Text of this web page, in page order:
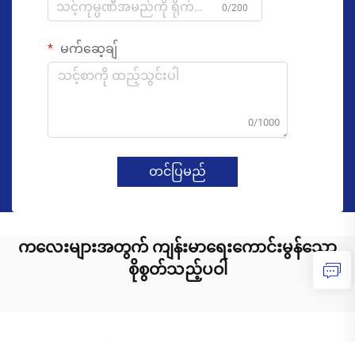
0/200
မက်ဆေ့ချ်
0/1000
တင်ပြမည်
ကလေးများအတွက် ကျန်းမာရေးကောင်းမွန်သော
စိုစွတ်သည့်ပဝါ